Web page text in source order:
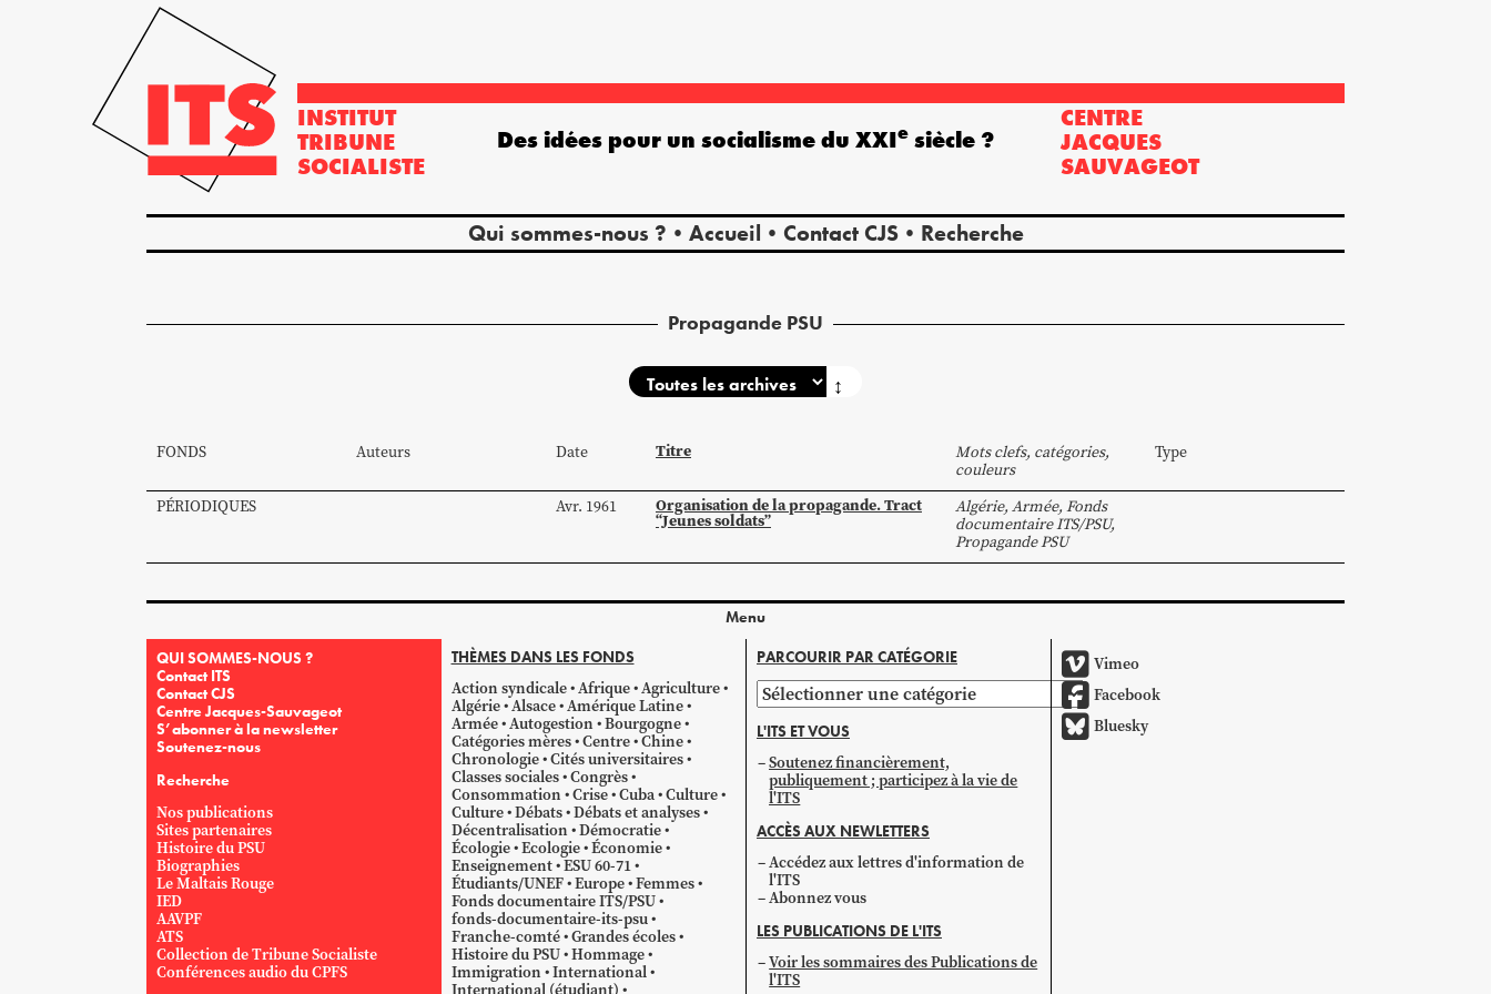
INSTITUT
TRIBUNE
SOCIALISTE
CENTRE
JACQUES
SAUVAGEOT
Qui sommes-nous ? Accueil Contact CJS Recherche
Des idées pour un socialisme du XXIe siècle ?
Propagande PSU
↕
FONDS Auteurs Date Titre
Mots clefs, catégories,
couleurs
Type
PÉRIODIQUES Avr. 1961 Organisation de la propagande. Tract
“Jeunes soldats”
Algérie, Armée, Fonds
documentaire ITS/PSU,
Propagande PSU
Menu
QUI SOMMES-NOUS ?
Contact ITS
Contact CJS
Centre Jacques-Sauvageot
S’abonner à la newsletter
Soutenez-nous
Recherche
Nos publications
Sites partenaires
Histoire du PSU
Biographies
Le Maltais Rouge
IED
AAVPF
ATS
Collection de Tribune Socialiste
Conférences audio du CPFS
THÈMES DANS LES FONDS
Action syndicale Afrique Agriculture
Algérie Alsace Amérique Latine
Armée Autogestion Bourgogne
Catégories mères Centre Chine
Chronologie Cités universitaires
Classes sociales Congrès
Consommation Crise Cuba Culture
Culture Débats Débats et analyses
Décentralisation Démocratie
Écologie Ecologie Économie
Enseignement ESU 60-71
Étudiants/UNEF Europe Femmes
Fonds documentaire ITS/PSU
fonds-documentaire-its-psu
Franche-comté Grandes écoles
Histoire du PSU Hommage
Immigration International
International (étudiant)
PARCOURIR PAR CATÉGORIE
Parcourir
par
catégorie
L'ITS ET VOUS
Soutenez financièrement,
publiquement ; participez à la vie de
l'ITS
ACCÈS AUX NEWLETTERS
Accédez aux lettres d'information de
l'ITS
Abonnez vous
LES PUBLICATIONS DE L'ITS
Voir les sommaires des Publications de
l'ITS
Vimeo
Facebook
Bluesky